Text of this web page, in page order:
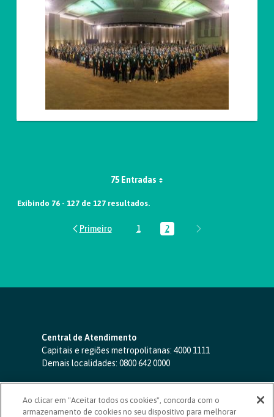
75 Entradas
Exibindo 76 - 127 de 127 resultados.
Página
1 Página
2
Central de Atendimento
Capitais e regiões metropolitanas: 4000 1111
Demais localidades: 0800 642 0000
SAC 24 horas-0800 724 4420
Ouvidoria
Ao clicar em "Aceitar todos os cookies", concorda com o
armazenamento de cookies no seu dispositivo para melhorar